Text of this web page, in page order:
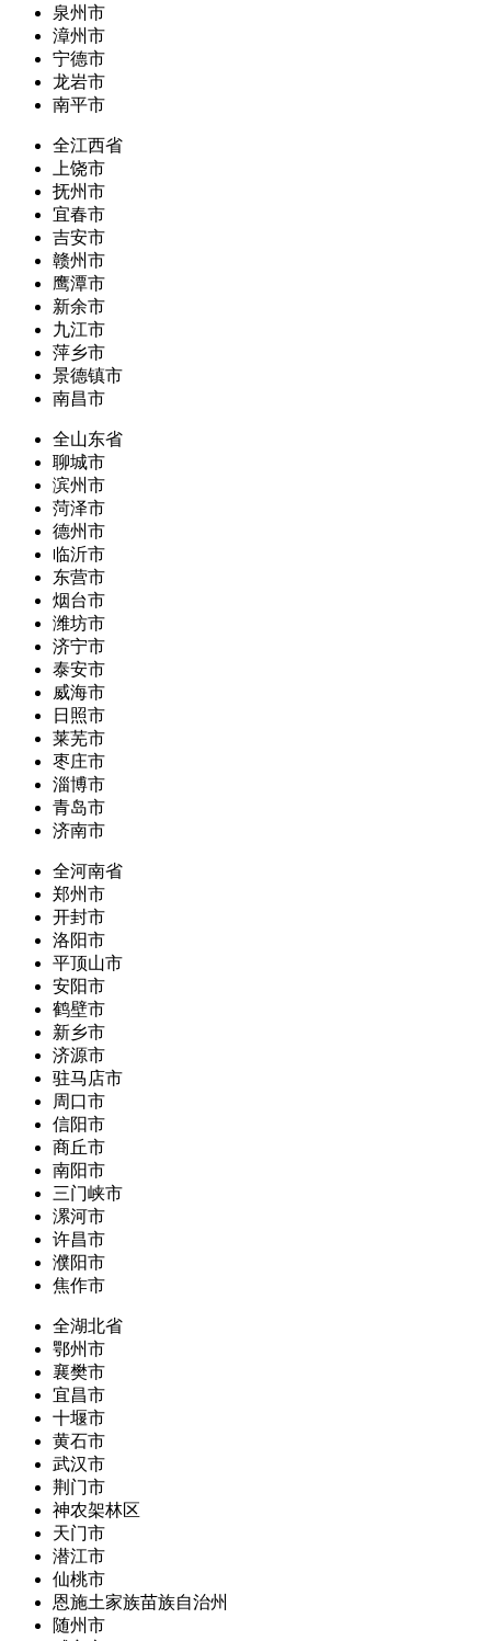
泉州市
漳州市
宁德市
龙岩市
南平市
全江西省
上饶市
抚州市
宜春市
吉安市
赣州市
鹰潭市
新余市
九江市
萍乡市
景德镇市
南昌市
全山东省
聊城市
滨州市
菏泽市
德州市
临沂市
东营市
烟台市
潍坊市
济宁市
泰安市
威海市
日照市
莱芜市
枣庄市
淄博市
青岛市
济南市
全河南省
郑州市
开封市
洛阳市
平顶山市
安阳市
鹤壁市
新乡市
济源市
驻马店市
周口市
信阳市
商丘市
南阳市
三门峡市
漯河市
许昌市
濮阳市
焦作市
全湖北省
鄂州市
襄樊市
宜昌市
十堰市
黄石市
武汉市
荆门市
神农架林区
天门市
潜江市
仙桃市
恩施土家族苗族自治州
随州市